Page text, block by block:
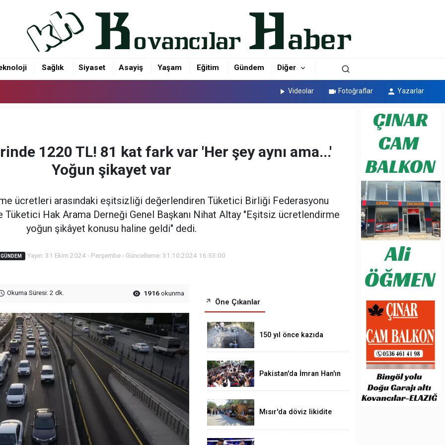
Sağlık Siyaset Asayiş Yaşam Eğitim Gündem Diğer
Videolar Fotoğraflar Yazarlar
1220 TL! 81 kat fark var 'Her şey aynı ama...'
Yoğun şikayet var
ücretleri arasındaki eşitsizliği değerlendiren Tüketici Birliği Federasyonu
Tüketici Hak Arama Derneği Genel Başkanı Nihat Altay "Eşitsiz ücretlendirme
yoğun şikâyet konusu haline geldi" dedi.
GÜNDEM Yayın: 31 Ekim 2024 - Perşembe - Güncelleme: 31.10.2024 16:53:00
Okuma Süresi: 2 dk. 1916okunma
Öne Çıkanlar
150 yıl önce kazıda
yaklaştı
Pakistan'da İmran Han'ın
düzenledi
Mısır'da döviz likidite
birimini yeni bir dalgalı